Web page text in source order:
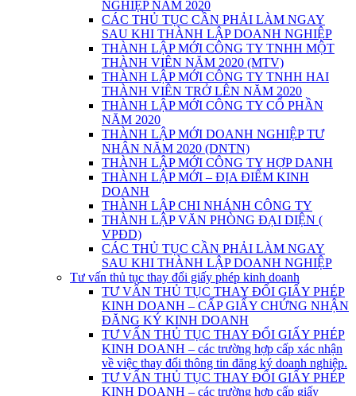
NGHIỆP NĂM 2020
CÁC THỦ TỤC CẦN PHẢI LÀM NGAY
SAU KHI THÀNH LẬP DOANH NGHIỆP
THÀNH LẬP MỚI CÔNG TY TNHH MỘT
THÀNH VIÊN NĂM 2020 (MTV)
THÀNH LẬP MỚI CÔNG TY TNHH HAI
THÀNH VIÊN TRỞ LÊN NĂM 2020
THÀNH LẬP MỚI CÔNG TY CỔ PHẦN
NĂM 2020
THÀNH LẬP MỚI DOANH NGHIỆP TƯ
NHÂN NĂM 2020 (DNTN)
THÀNH LẬP MỚI CÔNG TY HỢP DANH
THÀNH LẬP MỚI – ĐỊA ĐIỂM KINH
DOANH
THÀNH LẬP CHI NHÁNH CÔNG TY
THÀNH LẬP VĂN PHÒNG ĐẠI DIỆN (
VPĐD)
CÁC THỦ TỤC CẦN PHẢI LÀM NGAY
SAU KHI THÀNH LẬP DOANH NGHIỆP
Tư vấn thủ tục thay đổi giấy phép kinh doanh
TƯ VẤN THỦ TỤC THAY ĐỔI GIẤY PHÉP
KINH DOANH – CẤP GIẤY CHỨNG NHẬN
ĐĂNG KÝ KINH DOANH
TƯ VẤN THỦ TỤC THAY ĐỔI GIẤY PHÉP
KINH DOANH – các trường hợp cấp xác nhận
về việc thay đổi thông tin đăng ký doanh nghiệp.
TƯ VẤN THỦ TỤC THAY ĐỔI GIẤY PHÉP
KINH DOANH – các trường hợp cấp giấy